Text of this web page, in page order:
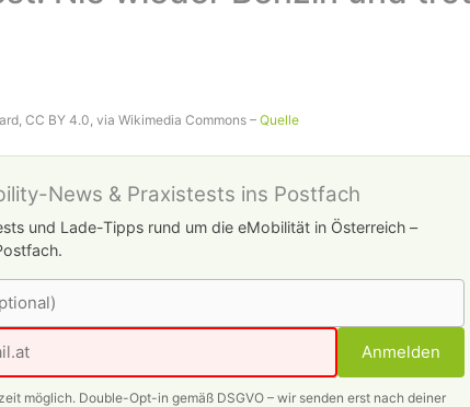
CC BY 4.0, via Wikimedia Commons – Quelle
News & Praxistests ins Postfach
und Lade-Tipps rund um die eMobilität in Österreich –
Anmelden
möglich. Double-Opt-in gemäß DSGVO – wir senden erst nach deiner